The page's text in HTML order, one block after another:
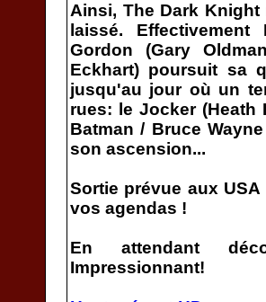
Ainsi, The Dark
laissé.
Gordon (Gary
Eckhart) poursuit sa
jusqu'au jour où un
rues: le Jocker (Heath
Batman / Bruce
son ascension...
Sortie prévue aux
vos agendas !
En attendant
Impressionnant!